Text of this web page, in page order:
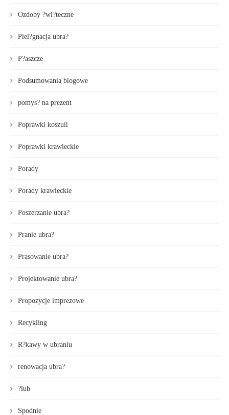
Ozdoby ?wi?teczne
Piel?gnacja ubra?
P?aszcze
Podsumowania blogowe
pomys? na prezent
Poprawki koszuli
Poprawki krawieckie
Porady
Porady krawieckie
Poszerzanie ubra?
Pranie ubra?
Prasowanie ubra?
Projektowanie ubra?
Propozycje imprezowe
Recykling
R?kawy w ubraniu
renowacja ubra?
?lub
Spodnie